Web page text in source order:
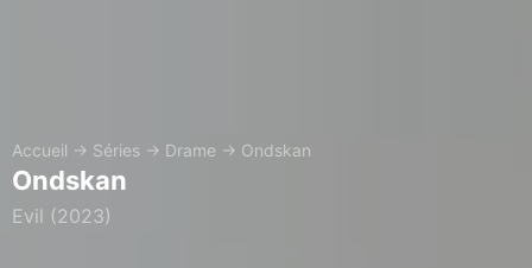
Accueil → Séries → Drame → Ondskan
Ondskan
Evil (2023)